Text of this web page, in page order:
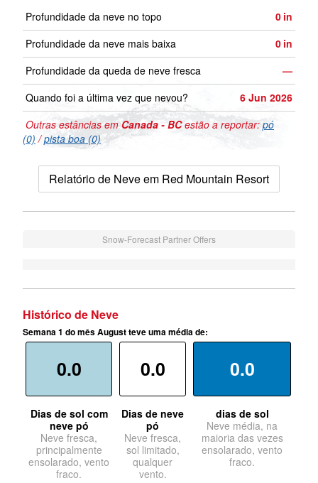
Profundidade da neve no topo 0 in
Profundidade da neve mais baixa
0 in
Profundidade da queda de neve fresca
—
Quando foi a última vez que nevou?
6 Jun 2026
Outras estâncias emCanada - BCestão a reportar: pó
(0) /pista boa (0)
Relatório de Neve em Red Mountain Resort
Snow-Forecast Partner Offers
Histórico de Neve
Semana 1 do mês August teve uma média de:
0.0
Dias de sol com
neve pó
Neve fresca,
principalmente
ensolarado, vento
fraco.
0.0
Dias de neve
pó
Neve fresca,
sol limitado,
qualquer
vento.
0.0
dias de sol
Neve média, na
maioria das vezes
ensolarado, vento
fraco.